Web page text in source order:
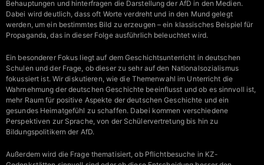
Behauptungen und hinterfragen die Darstellung der AfD in den Medien.
Dabei wird deutlich, dass oft Worte verdreht und in den Mund gelegt
werden, um ein bestimmtes Bild zu erzeugen – ein klassisches Beispiel für
Propaganda, das in dieser Folge ausführlich beleuchtet wird.
Ein besonderer Fokus liegt auf dem Geschichtsunterricht in deutschen
Schulen und der Frage, ob dieser zu sehr auf den Nationalsozialismus
fokussiert ist. Wir diskutieren, wie die Themenwahl im Unterricht die
Wahrnehmung der deutschen Geschichte beeinflusst und ob es sinnvoll ist,
mehr Raum für positive Aspekte der deutschen Geschichte und ein
gesundes Heimatgefühl zu schaffen. Dabei kommen verschiedene
Perspektiven zur Sprache, von der Schülervertretung bis hin zu
Bildungspolitikern der AfD.
Außerdem wird die Frage thematisiert, ob Pflichtbesuche in KZ-